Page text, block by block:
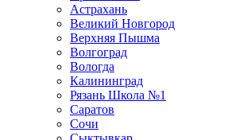
Астрахань
Великий Новгород
Верхняя Пышма
Волгоград
Вологда
Калининград
Рязань Школа №1
Саратов
Сочи